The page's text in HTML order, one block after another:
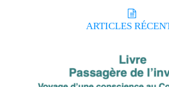
ARTICLES